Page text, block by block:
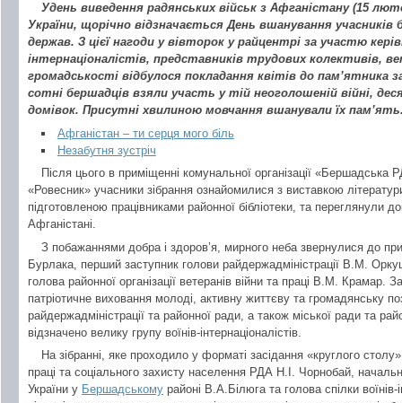
Удень виведення радянських військ з Афганістану (15
України, щорічно відзначається День вшанування учасників
держав. З цієї нагоди у вівторок у райцентрі за участю
інтернаціоналістів, представників трудових колективів,
громадськості відбулося покладання квітів до пам’ятника
сотні бершадців взяли участь у тій неоголошеній війні,
домівок. Присутні хвилиною мовчання вшанували їх
Афганістан – ти серця мого біль
Незабутня зустріч
Після цього в приміщенні комунальної організації
«Ровесник» учасники зібрання ознайомилися з виставкою
підготовленою працівниками районної бібліотеки, та переглянули
Афганістані.
З побажаннями добра і здоров’я, мирного неба звернулися до
Бурлака, перший заступник голови райдержадміністрації В.М.
голова районної організації ветеранів війни та праці В.М. Крамар.
патріотичне виховання молоді, активну життєву та громадянську
райдержадміністрації та районної ради, а також міської ради та
відзначено велику групу воїнів-інтернаціоналістів.
На зібранні, яке проходило у форматі засідання «круглого
праці та соціального захисту населення РДА Н.І. Чорнобай,
України у Бершадському районі В.А.Білюга та голова спілки воїнів-